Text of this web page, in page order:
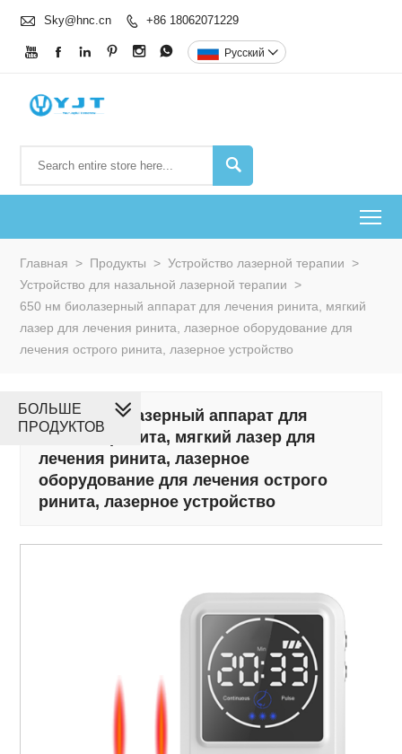
 Sky@hnc.cn  +86 18062071229
      Pусский 

Главная > Продукты > Устройство лазерной терапии >
Устройство для назальной лазерной терапии >
650 нм биолазерный аппарат для лечения ринита, мягкий
лазер для лечения ринита, лазерное оборудование для
лечения острого ринита, лазерное устройство
650 нм биолазерный аппарат для
лечения ринита, мягкий лазер для
лечения ринита, лазерное
оборудование для лечения острого
ринита, лазерное устройство
БОЛЬШЕ
ПРОДУКТОВ